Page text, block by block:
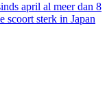
april al meer dan 8
scoort sterk in Japan